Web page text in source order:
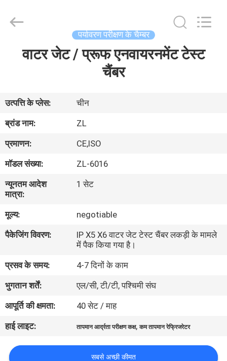
वीडियो
हमारे
बारे
में
कारखाना
भ्रमण
गुणवत्ता
नियंत्रण
संपर्क
Technology
Reserved.
पर्यावरण परीक्षण के चैम्बर
वाटर जेट / प्रूफ एनवायरनमेंट टेस्ट
चैंबर
उत्पत्ति के प्लेस:
चीन
ब्रांड नाम:
ZL
प्रमाणन:
CE,ISO
मॉडल संख्या:
ZL-6016
न्यूनतम आदेश
मात्रा:
1 सेट
मूल्य:
negotiable
पैकेजिंग विवरण:
IP X5 X6 वाटर जेट टेस्ट चैंबर लकड़ी के मामले
में पैक किया गया है।
प्रसव के समय:
4-7 दिनों के काम
भुगतान शर्तें:
एल/सी, टी/टी, पश्चिमी संघ
आपूर्ति की क्षमता:
40 सेट / माह
हाई लाइट:
तापमान आर्द्रता परीक्षण कक्ष,कम तापमान रेफ्रिजरेटर
सबसे अच्छी कीमत